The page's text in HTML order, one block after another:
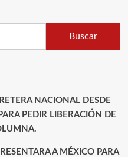
Buscar
NACIONAL DESDE
PEDIR LIBERACIÓN DE
A MÉXICO PARA